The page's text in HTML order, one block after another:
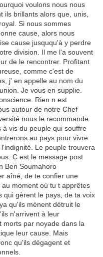
voulons nous nous
ils brillants alors que, unis,
Si nous sommes
cause, alors nous
cause jusququ'à y perdre
division. Il me l'a souvent
de le rencontrer. Profitant
comme c'est de
j' en appelle au nom du
Je vous en supplie.
Rien n est
autour de notre Chef
nous le recommande
vis du peuple qui souffre
au pays pour vivre
Le peuple trouvera
C est le message post
Ben Soumahoro
aîné, de te confier une
moment où tu t apprêtes
qui gèrent le pays, de ta voix
qu'ils mènent détruit le
n'arrivent à leur
morts par noyade dans la
leur cause. Mais
qu'ils dégagent et